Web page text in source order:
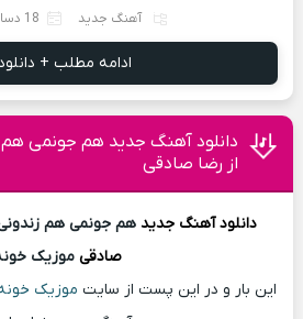
آهنگ جدید 18 دسامبر 2024
ادامه مطلب +
دانلود آهنگ جدید هم جونمی هم
از رضا صادقی
دانلود آهنگ جدید هم جونمی هم
صادقی موزیک
این بار و در این پست از سایت موزیک